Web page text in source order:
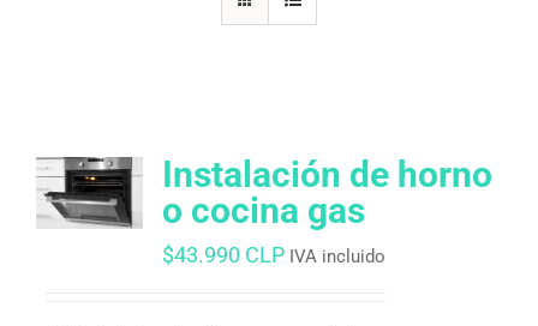
Instalación de horno
o cocina gas
$43.990 CLP IVA incluido